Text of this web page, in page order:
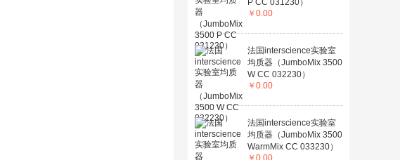
P CC 031230）
￥ 0.00
法国interscience实验室
均质器（JumboMix 3500
W CC 032230）
￥ 0.00
法国interscience实验室
均质器（JumboMix 3500
WarmMix CC 033230）
￥ 0.00